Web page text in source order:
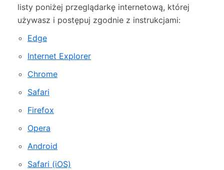
listy poniżej przeglądarkę internetową, której
używasz i postępuj zgodnie z instrukcjami:
Edge
Internet Explorer
Chrome
Safari
Firefox
Opera
Android
Safari (iOS)